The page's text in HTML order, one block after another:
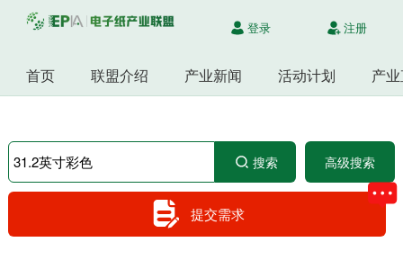
登录 注册
首页 联盟介绍 产业新闻 活动计划 产
搜索 高级搜索
提交需求